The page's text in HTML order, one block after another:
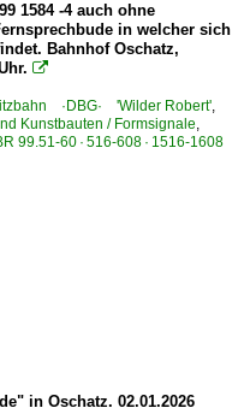
2. Klasse (zwei-/vierachsig)
1584 -4 auch ohne
in welcher sich
Bahnhof Oschatz,

·DBG· 'Wilder Robert',
Kunstbauten / Formsignale,
99.51-60 · 516-608 · 1516-1608
in Oschatz. 02.01.2026